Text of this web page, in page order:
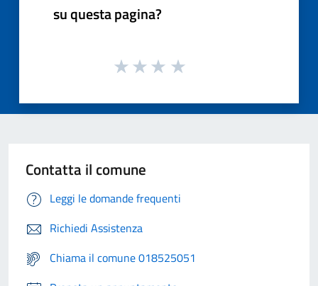
su questa pagina?
Contatta il comune
Leggi le domande frequenti
Richiedi Assistenza
Chiama il comune 018525051